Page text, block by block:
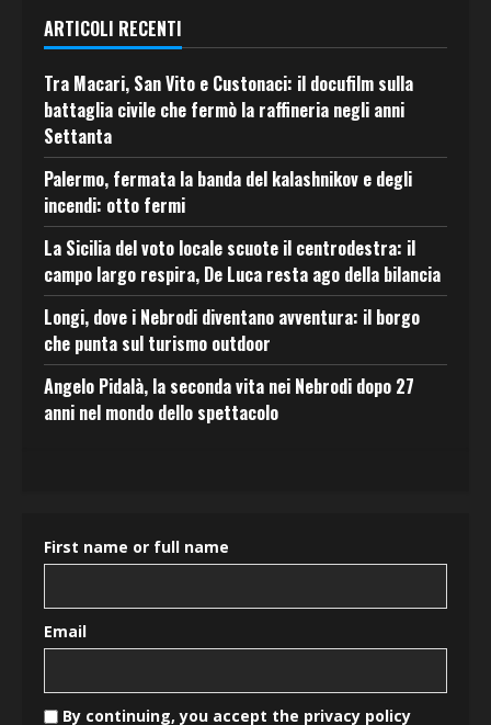
ARTICOLI RECENTI
Tra Macari, San Vito e Custonaci: il docufilm sulla
battaglia civile che fermò la raffineria negli anni
Settanta
Palermo, fermata la banda del kalashnikov e degli
incendi: otto fermi
La Sicilia del voto locale scuote il centrodestra: il
campo largo respira, De Luca resta ago della bilancia
Longi, dove i Nebrodi diventano avventura: il borgo
che punta sul turismo outdoor
Angelo Pidalà, la seconda vita nei Nebrodi dopo 27
anni nel mondo dello spettacolo
First name or full name
Email
By continuing, you accept the privacy policy